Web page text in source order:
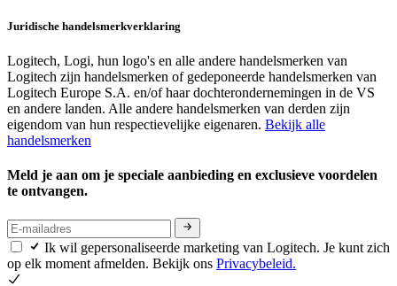
Juridische handelsmerkverklaring
Logitech, Logi, hun logo's en alle andere handelsmerken van
Logitech zijn handelsmerken of gedeponeerde handelsmerken van
Logitech Europe S.A. en/of haar dochterondernemingen in de VS
en andere landen. Alle andere handelsmerken van derden zijn
eigendom van hun respectievelijke eigenaren. Bekijk alle
handelsmerken
Meld je aan om je speciale aanbieding en exclusieve voordelen
te ontvangen.
Ik wil gepersonaliseerde marketing van Logitech. Je kunt zich
op elk moment afmelden. Bekijk ons Privacybeleid.